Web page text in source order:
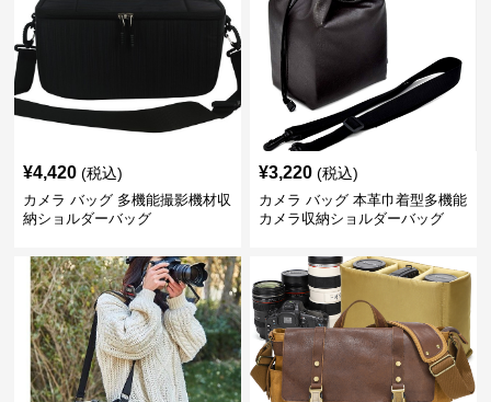
¥4,420 (税込)
カメラ バッグ 多機能撮影機材収
納ショルダーバッグ
¥3,220 (税込)
カメラ バッグ 本革巾着型多機能
カメラ収納ショルダーバッグ